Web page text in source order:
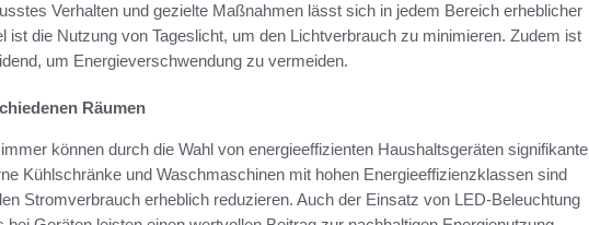
Verhalten und gezielte Maßnahmen lässt sich in jedem Bereich erheblicher
ist die Nutzung von Tageslicht, um den Lichtverbrauch zu minimieren. Zudem ist
um Energieverschwendung zu vermeiden.
Räumen
können durch die Wahl von energieeffizienten Haushaltsgeräten signifikante
Kühlschränke und Waschmaschinen mit hohen Energieeffizienzklassen sind
Stromverbrauch erheblich reduzieren. Auch der Einsatz von LED-Beleuchtung